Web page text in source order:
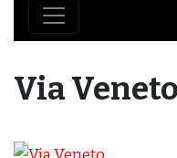
Via Veneto